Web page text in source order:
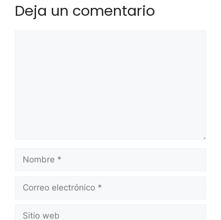
Deja un comentario
Nombre
Correo
electrónico
Sitio